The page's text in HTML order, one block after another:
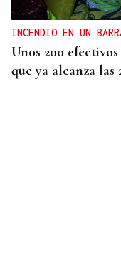
INCENDIO EN UN
Unos 200
que ya alcanza las